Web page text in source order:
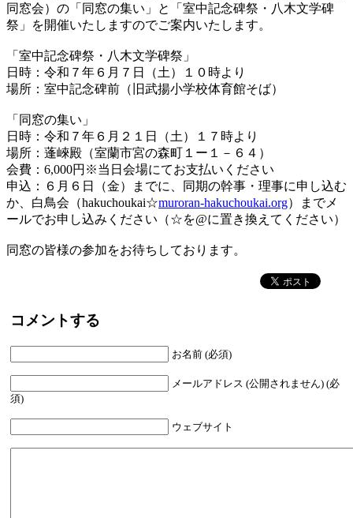
同窓会）の「同窓の集い」と「室中記念碑祭・八木文学碑
祭」を開催いたしますのでご案内いたします。
「室中記念碑祭・八木文学碑祭」
日時：令和７年６月７日（土）１０時より
場所：室中記念碑前（旧武揚小学校体育館そば）
「同窓の集い」
日時：令和７年６月２１日（土）１７時より
場所：蓬崍殿（室蘭市宮の森町１ー１－６４）
会費：6,000円※当日会場にてお支払いください
申込：６月６日（金）までに、同期の幹事・理事に申し込む
か、白鳥会（hakuchoukai☆muroran-hakuchoukai.org）までメ
ールでお申し込みください（☆を@に置き換えてください）
同窓の皆様の参加をお待ちしております。
コメントする
お名前 (必須)
メールアドレス (公開されません) (必
須)
ウェブサイト